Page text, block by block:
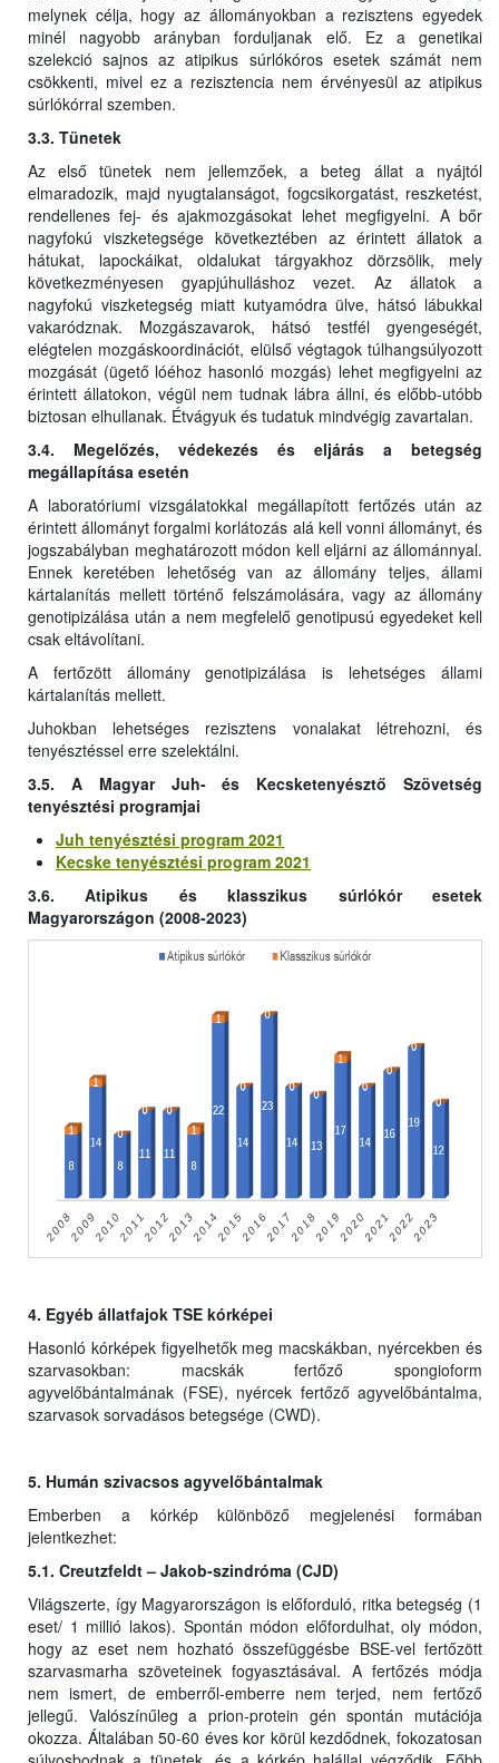
melynek célja, hogy az állományokban a rezisztens egyedek
minél nagyobb arányban forduljanak elő. Ez a genetikai
szelekció sajnos az atipikus súrlókóros esetek számát nem
csökkenti, mivel ez a rezisztencia nem érvényesül az atipikus
súrlókórral szemben.
3.3. Tünetek
Az első tünetek nem jellemzőek, a beteg állat a nyájtól
elmaradozik, majd nyugtalanságot, fogcsikorgatást, reszketést,
rendellenes fej- és ajakmozgásokat lehet megfigyelni. A bőr
nagyfokú viszketegsége következtében az érintett állatok a
hátukat, lapockáikat, oldalukat tárgyakhoz dörzsölik, mely
következményesen gyapjúhulláshoz vezet. Az állatok a
nagyfokú viszketegség miatt kutyamódra ülve, hátsó lábukkal
vakaródznak. Mozgászavarok, hátsó testfél gyengeségét,
elégtelen mozgáskoordinációt, elülső végtagok túlhangsúlyozott
mozgását (ügető lóéhoz hasonló mozgás) lehet megfigyelni az
érintett állatokon, végül nem tudnak lábra állni, és előbb-utóbb
biztosan elhullanak. Étvágyuk és tudatuk mindvégig zavartalan.
3.4. Megelőzés, védekezés és eljárás a betegség
megállapítása esetén
A laboratóriumi vizsgálatokkal megállapított fertőzés után az
érintett állományt forgalmi korlátozás alá kell vonni állományt, és
jogszabályban meghatározott módon kell eljárni az állománnyal.
Ennek keretében lehetőség van az állomány teljes, állami
kártalanítás mellett történő felszámolására, vagy az állomány
genotipizálása után a nem megfelelő genotipusú egyedeket kell
csak eltávolítani.
A fertőzött állomány genotipizálása is lehetséges állami
kártalanítás mellett.
Juhokban lehetséges rezisztens vonalakat létrehozni, és
tenyésztéssel erre szelektálni.
3.5. A Magyar Juh- és Kecsketenyésztő Szövetség
tenyésztési programjai
Juh tenyésztési program 2021
Kecske tenyésztési program 2021
3.6. Atipikus és klasszikus súrlókór esetek
Magyarországon (2008-2023)
4. Egyéb állatfajok TSE kórképei
Hasonló kórképek figyelhetők meg macskákban, nyércekben és
szarvasokban: macskák fertőző spongioform
agyvelőbántalmának (FSE), nyércek fertőző agyvelőbántalma,
szarvasok sorvadásos betegsége (CWD).
5. Humán szivacsos agyvelőbántalmak
Emberben a kórkép különböző megjelenési formában
jelentkezhet:
5.1. Creutzfeldt – Jakob-szindróma (CJD)
Világszerte, így Magyarországon is előforduló, ritka betegség (1
eset/ 1 millió lakos). Spontán módon előfordulhat, oly módon,
hogy az eset nem hozható összefüggésbe BSE-vel fertőzött
szarvasmarha szöveteinek fogyasztásával. A fertőzés módja
nem ismert, de emberről-emberre nem terjed, nem fertőző
jellegű. Valószínűleg a prion-protein gén spontán mutációja
okozza. Általában 50-60 éves kor körül kezdődnek, fokozatosan